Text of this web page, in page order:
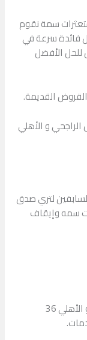
سمة نقوم
فائدة سرعة في
للحل الأفضل
القديمة.
و الأهلي
لتري صدق
سمه وإيقاف
تتميز مكاتب تسديد قروض عرض الراجحي و الأهلي 36